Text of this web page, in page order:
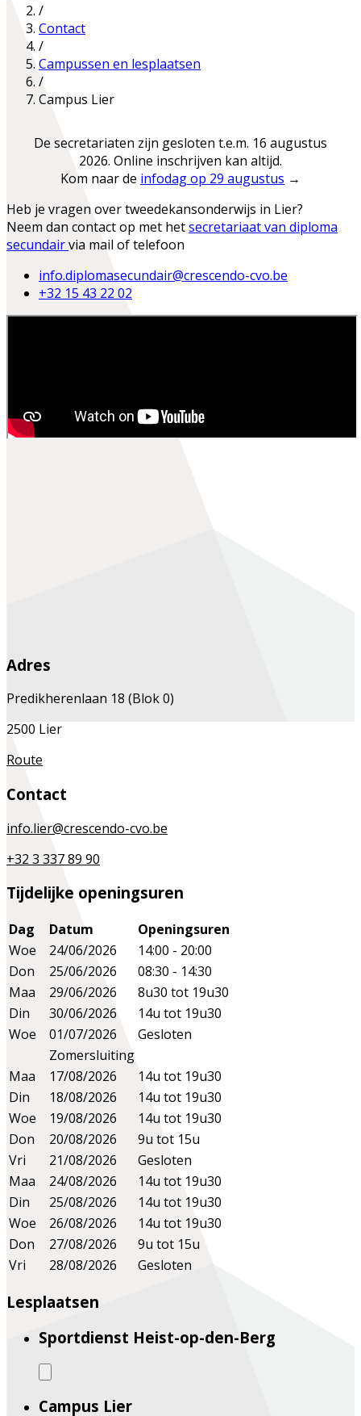
/
Contact
/
Campussen en lesplaatsen
/
Campus Lier
De secretariaten zijn gesloten t.e.m. 16 augustus
2026. Online inschrijven kan altijd.
Kom naar de infodag op 29 augustus →
Heb je vragen over tweedekansonderwijs in Lier?
Neem dan contact op met hetsecretariaat van diploma
secundairvia mail of telefoon
info.diplomasecundair@crescendo-cvo.be
+32 15 43 22 02
Adres
Predikherenlaan 18 (Blok 0)
2500 Lier
Route
Contact
info.lier@crescendo-cvo.be
+32 3 337 89 90
Tijdelijke openingsuren
Dag Datum
Openingsuren
Woe
24/06/2026
14:00 - 20:00
Don
25/06/2026
08:30 - 14:30
Maa
29/06/2026
8u30 tot 19u30
Din
30/06/2026
14u tot 19u30
Woe
01/07/2026
Gesloten
Zomersluiting
Maa
17/08/2026
14u tot 19u30
Din
18/08/2026
14u tot 19u30
Woe
19/08/2026
14u tot 19u30
Don
20/08/2026
9u tot 15u
Vri
21/08/2026
Gesloten
Maa
24/08/2026
14u tot 19u30
Din
25/08/2026
14u tot 19u30
Woe
26/08/2026
14u tot 19u30
Don
27/08/2026
9u tot 15u
Vri
28/08/2026 Gesloten
Lesplaatsen
Sportdienst Heist-op-den-Berg
Campus Lier